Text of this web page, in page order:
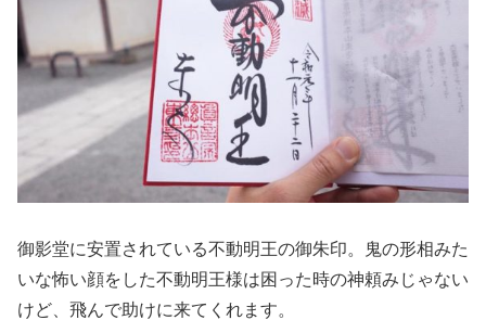
御影堂に安置されている不動明王の御朱印。鬼の形相みた
いな怖い顔をした不動明王様は困った時の神頼みじゃない
けど、飛んで助けに来てくれます。